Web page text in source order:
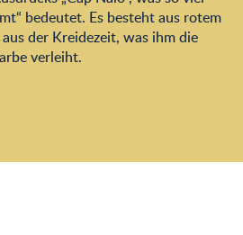
bedeutet. Es besteht aus rotem
der Kreidezeit, was ihm die
verleiht.